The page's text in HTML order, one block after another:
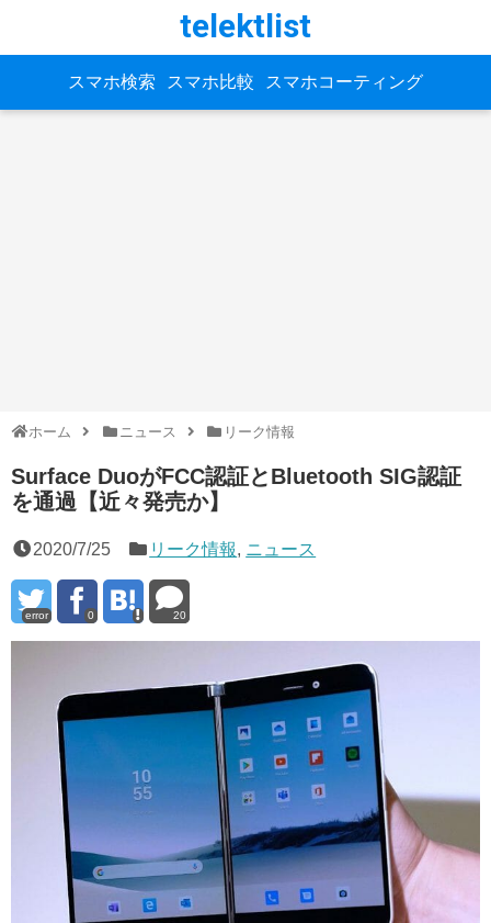
telektlist
スマホ検索 スマホ比較 スマホコーティング
ホーム ニュース リーク情報
Surface DuoがFCC認証とBluetooth SIG認証
を通過【近々発売か】
2020/7/25 リーク情報, ニュース
error 0 20